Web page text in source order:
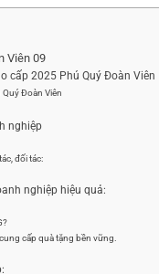
Viên 09
cấp 2025 Phú Quý Đoàn Viên
Đoàn Viên
nghiệp
đối tác:
nghiệp hiệu quả:
cấp quà tặng bền vững.